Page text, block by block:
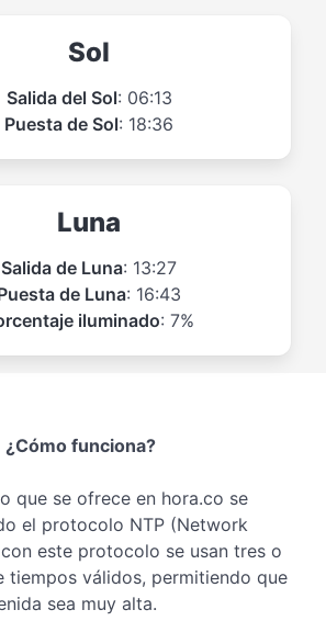
Sol
Salida del Sol: 06:13
Puesta de Sol: 18:36
Luna
Salida de Luna: 13:27
de Luna: 16:43
iluminado: 7%
¿Cómo funciona?
que se ofrece en hora.co se
el protocolo NTP (Network
este protocolo se usan tres o
tiempos válidos, permitiendo que
sea muy alta.